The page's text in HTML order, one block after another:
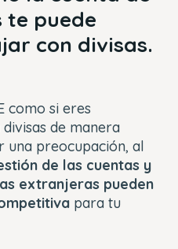
te puede
con divisas.
como si eres
de manera
una preocupación, al
de las cuentas y
extranjeras pueden
para tu